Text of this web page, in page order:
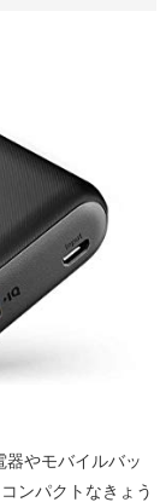
器やモバイルバッ
ンパクトなきょう